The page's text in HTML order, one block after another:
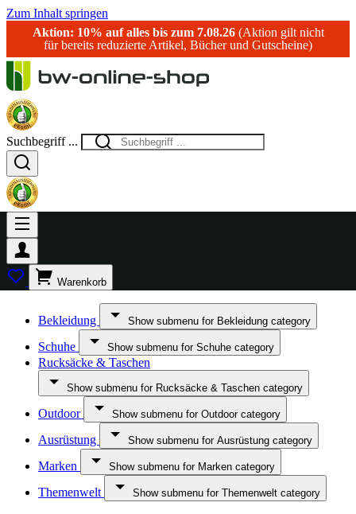
Zum Inhalt springen
Aktion: 10% auf alles bis zum 7.08.26(Aktion gilt nicht
für bereits reduzierte Artikel, Bücher und Gutscheine)
Suchbegriff ...
Warenkorb
Bekleidung Show submenu for Bekleidung category
Schuhe Show submenu for Schuhe category
Rucksäcke & Taschen
Show submenu for Rucksäcke & Taschen category
Outdoor Show submenu for Outdoor category
Ausrüstung Show submenu for Ausrüstung category
Marken Show submenu for Marken category
Themenwelt Show submenu for Themenwelt category